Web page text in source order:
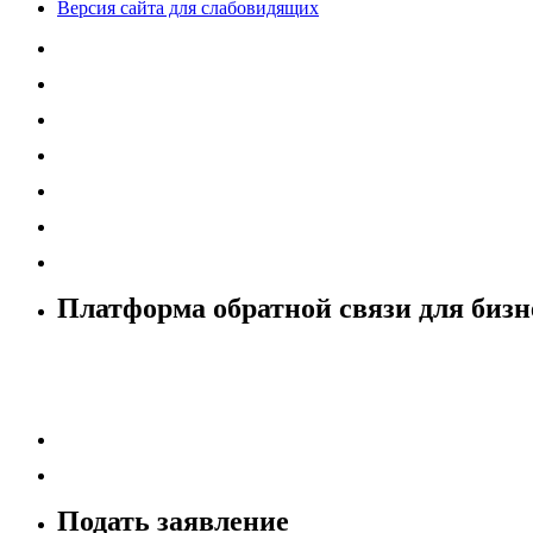
Версия сайта для слабовидящих
Платформа обратной связи для
Подать заявление